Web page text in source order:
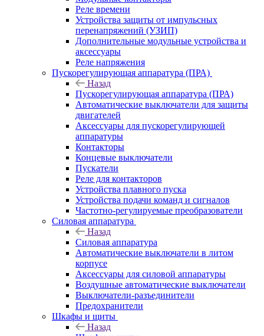
Реле времени
Устройства защиты от импульсных
перенапряжений (УЗИП)
Дополнительные модульные устройства и
аксессуары
Реле напряжения
Пускорегулирующая аппаратура (ПРА)
Назад
Пускорегулирующая аппаратура (ПРА)
Автоматические выключатели для защиты
двигателей
Аксессуары для пускорегулирующей
аппаратуры
Контакторы
Концевые выключатели
Пускатели
Реле для контакторов
Устройства плавного пуска
Устройства подачи команд и сигналов
Частотно-регулируемые преобразователи
Силовая аппаратура
Назад
Силовая аппаратура
Автоматические выключатели в литом
корпусе
Аксессуары для силовой аппаратуры
Воздушные автоматические выключатели
Выключатели-разъединители
Предохранители
Шкафы и щиты
Назад